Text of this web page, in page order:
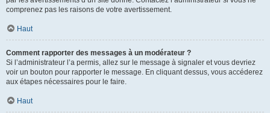
comprenez pas les raisons de votre avertissement.
Haut
Comment rapporter des messages à un modérateur ?
Si l’administrateur l’a permis, allez sur le message à signaler et vous devriez
voir un bouton pour rapporter le message. En cliquant dessus, vous accéderez
aux étapes nécessaires pour le faire.
Haut